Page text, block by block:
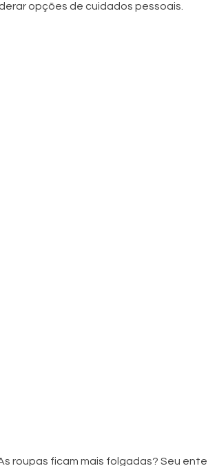
opções de cuidados pessoais.
roupas ficam mais folgadas? Seu ente